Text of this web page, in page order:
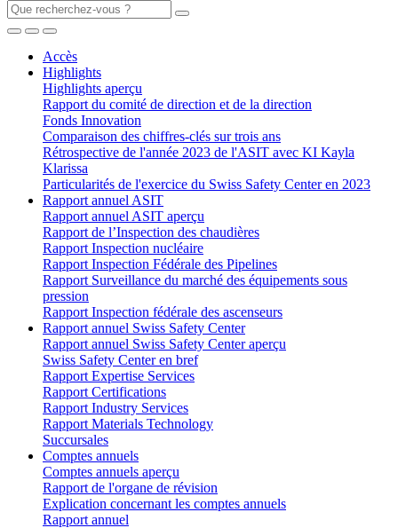
Accès
Highlights
Highlights aperçu
Rapport du comité de direction et de la direction
Fonds Innovation
Comparaison des chiffres-clés sur trois ans
Rétrospective de l'année 2023 de l'ASIT avec KI Kayla
Klarissa
Particularités de l'exercice du Swiss Safety Center en 2023
Rapport annuel ASIT
Rapport annuel ASIT aperçu
Rapport de l’Inspection des chaudières
Rapport Inspection nucléaire
Rapport Inspection Fédérale des Pipelines
Rapport Surveillance du marché des équipements sous
pression
Rapport Inspection fédérale des ascenseurs
Rapport annuel Swiss Safety Center
Rapport annuel Swiss Safety Center aperçu
Swiss Safety Center en bref
Rapport Expertise Services
Rapport Certifications
Rapport Industry Services
Rapport Materials Technology
Succursales
Comptes annuels
Comptes annuels aperçu
Rapport de l'organe de révision
Explication concernant les comptes annuels
Rapport annuel